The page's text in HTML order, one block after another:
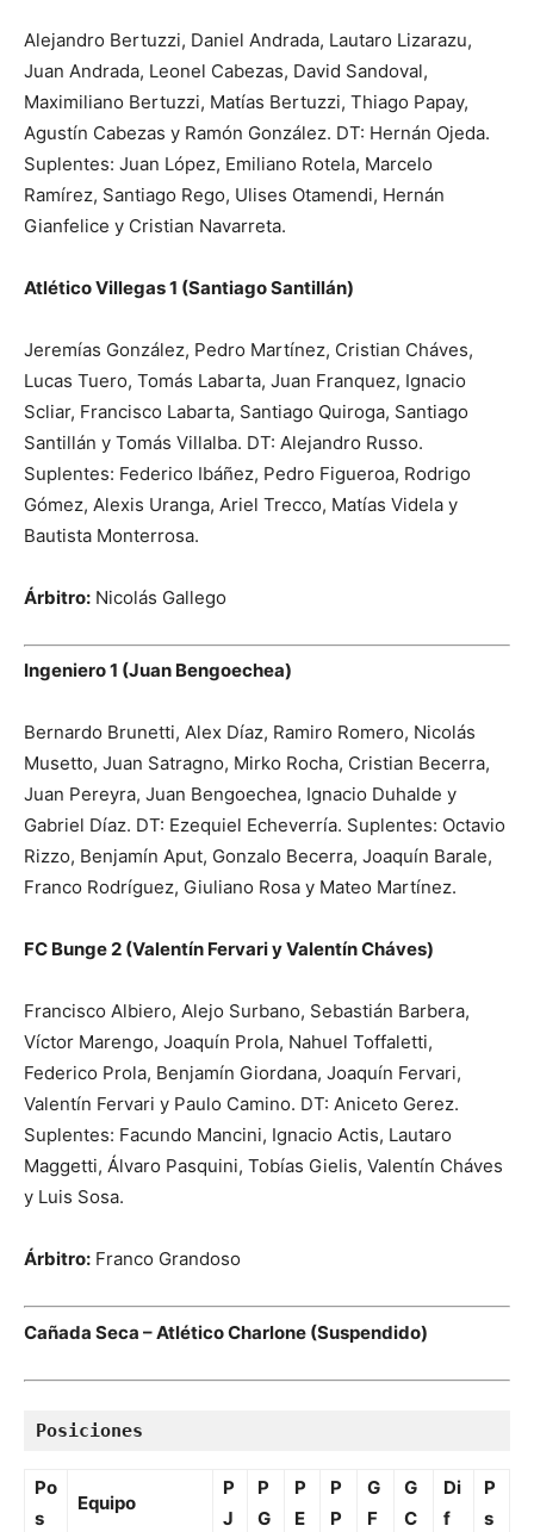
Alejandro Bertuzzi, Daniel Andrada, Lautaro Lizarazu,
Juan Andrada, Leonel Cabezas, David Sandoval,
Maximiliano Bertuzzi, Matías Bertuzzi, Thiago Papay,
Agustín Cabezas y Ramón González. DT: Hernán Ojeda.
Suplentes: Juan López, Emiliano Rotela, Marcelo
Ramírez, Santiago Rego, Ulises Otamendi, Hernán
Gianfelice y Cristian Navarreta.
Atlético Villegas 1 (Santiago Santillán)
Jeremías González, Pedro Martínez, Cristian Cháves,
Lucas Tuero, Tomás Labarta, Juan Franquez, Ignacio
Scliar, Francisco Labarta, Santiago Quiroga, Santiago
Santillán y Tomás Villalba. DT: Alejandro Russo.
Suplentes: Federico Ibáñez, Pedro Figueroa, Rodrigo
Gómez, Alexis Uranga, Ariel Trecco, Matías Videla y
Bautista Monterrosa.
Árbitro: Nicolás Gallego
Ingeniero 1 (Juan Bengoechea)
Bernardo Brunetti, Alex Díaz, Ramiro Romero, Nicolás
Musetto, Juan Satragno, Mirko Rocha, Cristian Becerra,
Juan Pereyra, Juan Bengoechea, Ignacio Duhalde y
Gabriel Díaz. DT: Ezequiel Echeverría. Suplentes: Octavio
Rizzo, Benjamín Aput, Gonzalo Becerra, Joaquín Barale,
Franco Rodríguez, Giuliano Rosa y Mateo Martínez.
FC Bunge 2 (Valentín Fervari y Valentín Cháves)
Francisco Albiero, Alejo Surbano, Sebastián Barbera,
Víctor Marengo, Joaquín Prola, Nahuel Toffaletti,
Federico Prola, Benjamín Giordana, Joaquín Fervari,
Valentín Fervari y Paulo Camino. DT: Aniceto Gerez.
Suplentes: Facundo Mancini, Ignacio Actis, Lautaro
Maggetti, Álvaro Pasquini, Tobías Gielis, Valentín Cháves
y Luis Sosa.
Árbitro: Franco Grandoso
Cañada Seca – Atlético Charlone (Suspendido)
Posiciones
Po
s
Equipo
P
J
P
G
P
E
P
P
G
F
G
C
Di
f
P
s